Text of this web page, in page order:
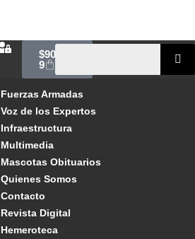
$900.00
9
Fuerzas Armadas
Voz de los Expertos
Infraestructura
Multimedia
Mascotas Obituarios
Quienes Somos
Contacto
Revista Digital
Hemeroteca